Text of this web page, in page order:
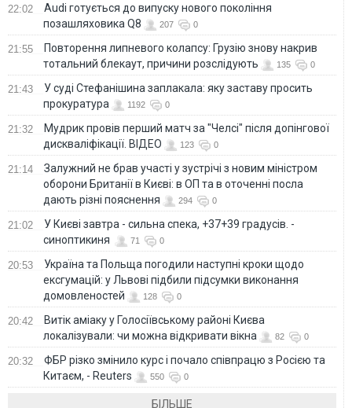
22:02
Audi готується до випуску нового покоління
позашляховика Q8
207 0
21:55
Повторення липневого колапсу: Грузію знову накрив
тотальний блекаут, причини розслідують
135 0
21:43
У суді Стефанішина заплакала: яку заставу просить
прокуратура
1192 0
21:32
Мудрик провів перший матч за "Челсі" після допінгової
дискваліфікації. ВІДЕО
123 0
21:14
Залужний не брав участі у зустрічі з новим міністром
оборони Британії в Києві: в ОП та в оточенні посла
дають різні пояснення
294 0
21:02
У Києві завтра - сильна спека, +37+39 градусів. -
синоптикиня
71 0
20:53
Україна та Польща погодили наступні кроки щодо
ексгумацій: у Львові підбили підсумки виконання
домовленостей
128 0
20:42
Витік аміаку у Голосіївському районі Києва
локалізували: чи можна відкривати вікна
82 0
20:32
ФБР різко змінило курс і почало співпрацю з Росією та
Китаєм, - Reuters
550 0
БІЛЬШЕ